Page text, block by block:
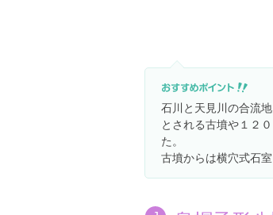
石川と天見川の合流
とされる古墳や１２
た。
古墳からは横穴式石